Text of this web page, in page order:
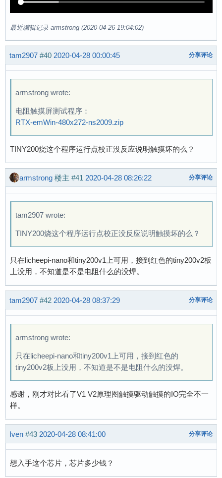
最近编辑记录 armstrong (2020-04-26 19:04:02)
tam2907 #40 2020-04-28 00:00:45 分享评论
armstrong wrote:
电阻触摸屏测试程序：
RTX-emWin-480x272-ns2009.zip
TINY200烧这个程序运行点校正没反应说明触摸坏的么？
armstrong 楼主 #41 2020-04-28 08:26:22 分享评论
tam2907 wrote:
TINY200烧这个程序运行点校正没反应说明触摸坏的么？
只在licheepi-nano和tiny200v1上可用，接到红色的tiny200v2板
上没用，不知道是不是电阻什么的没焊。
tam2907 #42 2020-04-28 08:37:29 分享评论
armstrong wrote:
只在licheepi-nano和tiny200v1上可用，接到红色的
tiny200v2板上没用，不知道是不是电阻什么的没焊。
感谢，刚才对比看了V1 V2原理图触摸驱动触摸的IO完全不一
样。
Iven #43 2020-04-28 08:41:00 分享评论
想入手这个芯片，芯片多少钱？